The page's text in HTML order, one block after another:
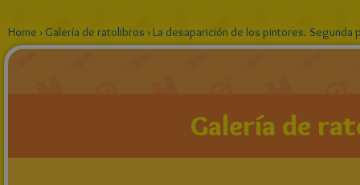
Home › Galería de ratolibros › La desaparición de los pintores. Segunda
Galería de